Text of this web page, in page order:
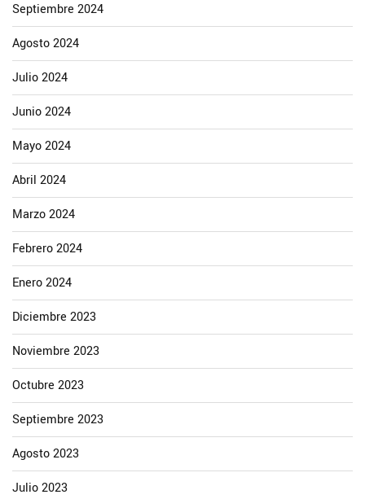
Septiembre 2024
Agosto 2024
Julio 2024
Junio 2024
Mayo 2024
Abril 2024
Marzo 2024
Febrero 2024
Enero 2024
Diciembre 2023
Noviembre 2023
Octubre 2023
Septiembre 2023
Agosto 2023
Julio 2023